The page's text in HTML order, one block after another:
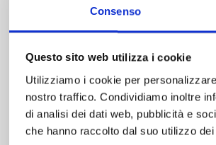
Consenso
Questo sito web utilizza i cookie
Utilizziamo i cookie per
nostro traffico. Condividiamo inoltre
di analisi dei dati web, pubblicità e
che hanno raccolto dal suo utilizzo